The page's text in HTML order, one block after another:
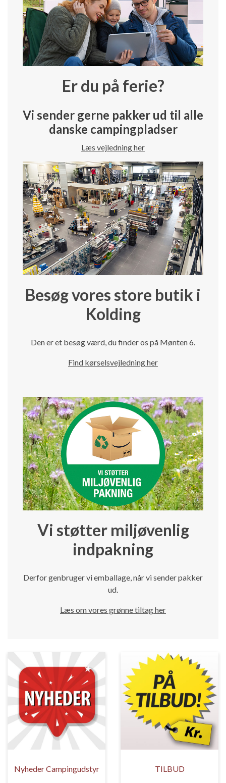
Er du på ferie?
Vi sender gerne pakker ud til alle
danske campingpladser
Læs vejledning her
Besøg vores store butik i
Kolding
Den er et besøg værd, du finder os på Mønten 6.
Find kørselsvejledning her
Vi støtter miljøvenlig
indpakning
Derfor genbruger vi emballage, når vi sender pakker
ud.
Læs om vores grønne tiltag her
Nyheder Campingudstyr TILBUD